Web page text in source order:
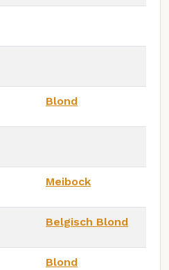
Blond
Meibock
Belgisch Blond
Blond